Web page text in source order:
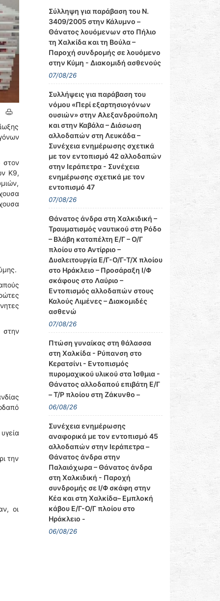
στον
Κ9,
στην
την
οι
Σύλληψη για παράβαση του Ν.
3409/2005 στην Κάλυμνο –
Θάνατος λουόμενων στο Πήλιο
τη Χαλκίδα και τη Βούλα –
Παροχή συνδρομής σε λουόμενο
στην Κύμη - Διακομιδή ασθενούς
07/08/26
Συλλήψεις για παράβαση του
νόμου «Περί εξαρτησιογόνων
ουσιών» στην Αλεξανδρούπολη
και στην Καβάλα – Διάσωση
αλλοδαπών στη Λευκάδα –
Συνέχεια ενημέρωσης σχετικά
με τον εντοπισμό 42 αλλοδαπών
στην Ιεράπετρα - Συνέχεια
ενημέρωσης σχετικά με τον
εντοπισμό 47
07/08/26
Θάνατος άνδρα στη Χαλκιδική –
Τραυματισμός ναυτικού στη Ρόδο
– Βλάβη καταπέλτη Ε/Γ – Ο/Γ
πλοίου στο Αντίρριο –
Δυσλειτουργία Ε/Γ-Ο/Γ-Τ/Χ πλοίου
στο Ηράκλειο – Προσάραξη Ι/Φ
σκάφους στο Λαύριο –
Εντοπισμός αλλοδαπών στους
Καλούς Λιμένες – Διακομιδές
ασθενώ
07/08/26
Πτώση γυναίκας στη θάλασσα
στη Χαλκίδα - Ρύπανση στο
Κερατσίνι - Εντοπισμός
πυρομαχικού υλικού στα Ίσθμια -
Θάνατος αλλοδαπού επιβάτη Ε/Γ
– Τ/Ρ πλοίου στη Ζάκυνθο –
06/08/26
Συνέχεια ενημέρωσης
αναφορικά με τον εντοπισμό 45
αλλοδαπών στην Ιεράπετρα –
Θάνατος άνδρα στην
Παλαιόχωρα – Θάνατος άνδρα
στη Χαλκιδική - Παροχή
συνδρομής σε Ι/Φ σκάφη στην
Κέα και στη Χαλκίδα– Εμπλοκή
κάβου Ε/Γ-Ο/Γ πλοίου στο
Ηράκλειο -
06/08/26